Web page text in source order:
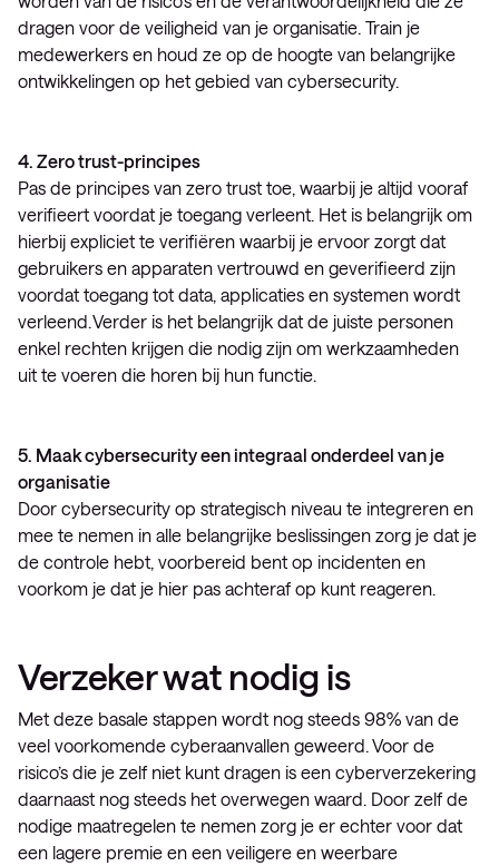
dragen voor de veiligheid van je organisatie. Train je
medewerkers en houd ze op de hoogte van belangrijke
ontwikkelingen op het gebied van cybersecurity.
4. Zero trust-principes
Pas de principes van zero trust toe, waarbij je altijd vooraf
verifieert voordat je toegang verleent. Het is belangrijk om
hierbij expliciet te verifiëren waarbij je ervoor zorgt dat
gebruikers en apparaten vertrouwd en geverifieerd zijn
voordat toegang tot data, applicaties en systemen wordt
verleend. Verder is het belangrijk dat de juiste personen
enkel rechten krijgen die nodig zijn om werkzaamheden
uit te voeren die horen bij hun functie.
5. Maak cybersecurity een integraal onderdeel van je
organisatie
Door cybersecurity op strategisch niveau te integreren en
mee te nemen in alle belangrijke beslissingen zorg je dat je
de controle hebt, voorbereid bent op incidenten en
voorkom je dat je hier pas achteraf op kunt reageren.
Verzeker wat nodig is
Met deze basale stappen wordt nog steeds 98% van de
veel voorkomende cyberaanvallen geweerd. Voor de
risico’s die je zelf niet kunt dragen is een cyberverzekering
daarnaast nog steeds het overwegen waard. Door zelf de
nodige maatregelen te nemen zorg je er echter voor dat
een lagere premie en een veiligere en weerbare